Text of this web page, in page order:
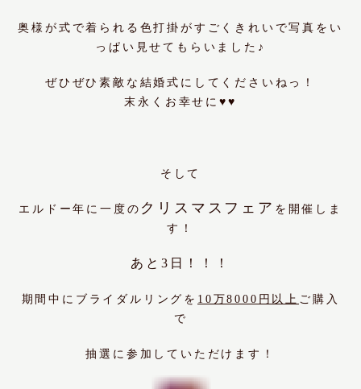
奥様が式で着られる色打掛がすごくきれいで写真をい
っぱい見せてもらいました♪
ぜひぜひ素敵な結婚式にしてくださいねっ！
末永くお幸せに♥♥
そして
エルドー年に一度の クリスマスフェア を開催しま
す！
あと3日！！！
期間中にブライダルリングを 10万8000円以上 ご購入
で
抽選に参加していただけます！